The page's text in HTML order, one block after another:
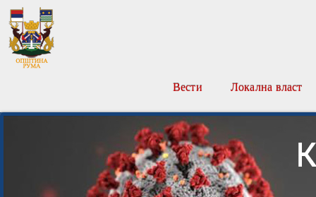
Вести Локална власт